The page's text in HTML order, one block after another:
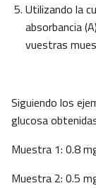
Utilizando la
absorbancia
vuestras
Siguiendo los
glucosa
Muestra 1: 0.8
Muestra 2: 0.5